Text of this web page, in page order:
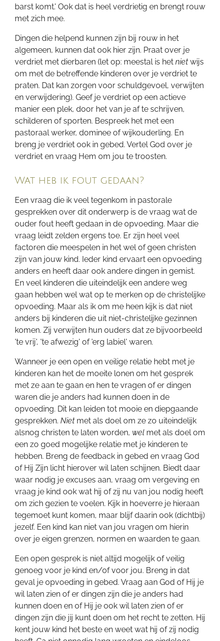
barst komt.' Ook dat is heel verdrietig en brengt rouw
met zich mee.
Dingen die helpend kunnen zijn bij rouw in het
algemeen, kunnen dat ook hier zijn. Praat over je
verdriet met dierbaren (let op: meestal is het niet wijs
om met de betreffende kinderen over je verdriet te
praten. Dat kan zorgen voor schuldgevoel, verwijten
en verwijdering). Geef je verdriet op een actieve
manier een plek, door het van je af te schrijven,
schilderen of sporten. Bespreek het met een
pastoraal werker, dominee of wijkouderling. En
breng je verdriet ook in gebed. Vertel God over je
verdriet en vraag Hem om jou te troosten.
Wat heb ik fout gedaan?
Een vraag die ik veel tegenkom in pastorale
gesprekken over dit onderwerp is de vraag wat de
ouder fout heeft gedaan in de opvoeding. Maar die
vraag leidt zelden ergens toe. Er zijn heel veel
factoren die meespelen in het wel of geen christen
zijn van jouw kind. Ieder kind ervaart een opvoeding
anders en heeft daar ook andere dingen in gemist.
En veel kinderen die uiteindelijk een andere weg
gaan hebben wel wat op te merken op de christelijke
opvoeding. Maar als ik om me heen kijk is dat niet
anders bij kinderen die uit niet-christelijke gezinnen
komen. Zij verwijten hun ouders dat ze bijvoorbeeld
'te vrij', 'te afwezig' of 'erg labiel' waren.
Wanneer je een open en veilige relatie hebt met je
kinderen kan het de moeite lonen om het gesprek
met ze aan te gaan en hen te vragen of er dingen
waren die je anders had kunnen doen in de
opvoeding. Dit kan leiden tot mooie en diepgaande
gesprekken. Niet met als doel om ze zo uiteindelijk
alsnog christen te laten worden, wel met als doel om
een zo goed mogelijke relatie met je kinderen te
hebben. Breng de feedback in gebed en vraag God
of Hij Zijn licht hierover wil laten schijnen. Biedt daar
waar nodig je excuses aan, vraag om vergeving en
vraag je kind ook wat hij of zij nu van jou nodig heeft
om zich gezien te voelen. Kijk in hoeverre je hieraan
tegemoet kunt komen, maar blijf daarin ook (dichtbij)
jezelf. Een kind kan niet van jou vragen om hierin
over je eigen grenzen, normen en waarden te gaan.
Een open gesprek is niet altijd mogelijk of veilig
genoeg voor je kind en/of voor jou. Breng in dat
geval je opvoeding in gebed. Vraag aan God of Hij je
wil laten zien of er dingen zijn die je anders had
kunnen doen en of Hij je ook wil laten zien of er
dingen zijn die jij kunt doen om het recht te zetten. Hij
kent jouw kind het beste en weet wat hij of zij nodig